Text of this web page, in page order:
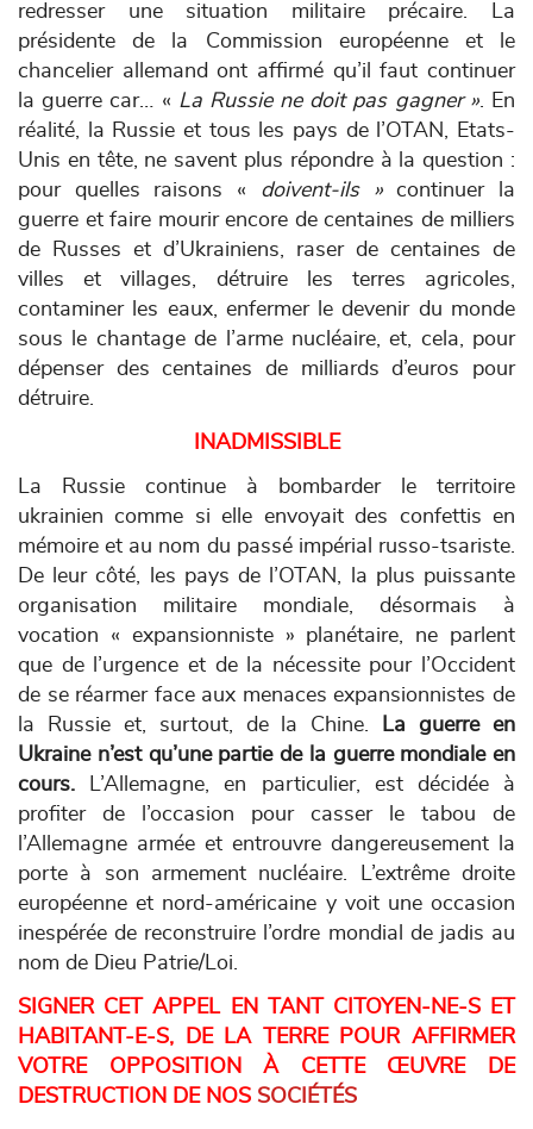
redresser une situation militaire précaire. La
présidente de la Commission européenne et le
chancelier allemand ont affirmé qu’il faut continuer
la guerre car… « La Russie ne doit pas gagner ». En
réalité, la Russie et tous les pays de l’OTAN, Etats-
Unis en tête, ne savent plus répondre à la question :
pour quelles raisons « doivent-ils »continuer la
guerre et faire mourir encore de centaines de milliers
de Russes et d’Ukrainiens, raser de centaines de
villes et villages, détruire les terres agricoles,
contaminer les eaux, enfermer le devenir du monde
sous le chantage de l’arme nucléaire, et, cela, pour
dépenser des centaines de milliards d’euros pour
détruire.
INADMISSIBLE
La Russie continue à bombarder le territoire
ukrainien comme si elle envoyait des confettis en
mémoire et au nom du passé impérial russo-tsariste.
De leur côté, les pays de l’OTAN, la plus puissante
organisation militaire mondiale, désormais à
vocation « expansionniste » planétaire, ne parlent
que de l’urgence et de la nécessite pour l’Occident
de se réarmer face aux menaces expansionnistes de
la Russie et, surtout, de la Chine.
La guerre en
Ukraine n’est qu’une partie de la guerre mondiale en
cours. L’Allemagne, en particulier, est décidée à
profiter de l’occasion pour casser le tabou de
l’Allemagne armée et entrouvre dangereusement
la
porte à son armement nucléaire. L’extrême droite
européenne et nord-américaine y voit une occasion
inespérée de reconstruire l’ordre mondial de jadis au
nom de Dieu Patrie/Loi.
SIGNER CET APPEL EN TANT CITOYEN-NE-S ET
HABITANT-E-S, DE LA TERRE POUR AFFIRMER
VOTRE OPPOSITIONÀCETTE ŒUVRE DE
DESTRUCTION DE NOS SOCIÉTÉS